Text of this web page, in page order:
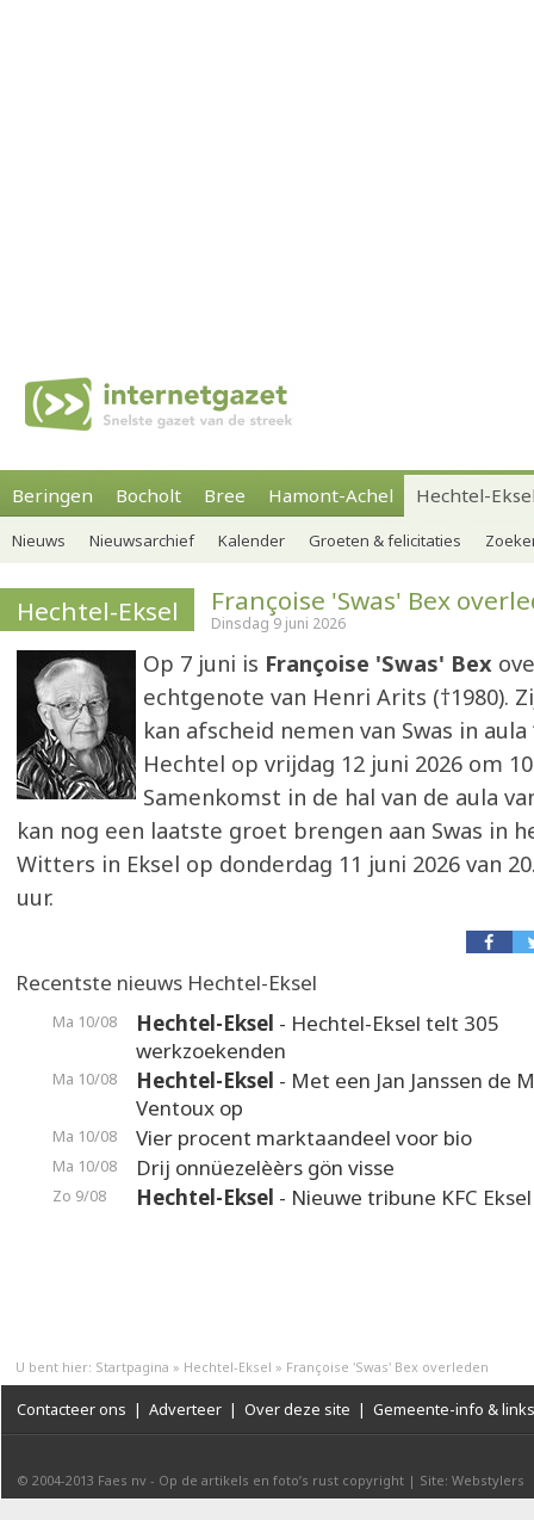
Beringen Bocholt Bree Hamont-Achel Hechtel-
Nieuws Nieuwsarchief Kalender Groeten & felicitaties
Hechtel-Eksel Françoise 'Swas' Bex
Dinsdag 9 juni 2026
Op 7 juni is Françoise 'Swas' Bex
echtgenote van Henri Arits (†1980).
kan afscheid nemen van Swas in aula
Hechtel op vrijdag 12 juni 2026 om
Samenkomst in de hal van de aula
kan nog een laatste groet brengen aan Swas in
Witters in Eksel op donderdag 11 juni 2026 van
uur.
Recentste nieuws Hechtel-Eksel
Ma 10/08 Hechtel-Eksel - Hechtel-Eksel telt 305
werkzoekenden
Ma 10/08 Hechtel-Eksel - Met een Jan Janssen de
Ventoux op
Ma 10/08 Vier procent marktaandeel voor bio
Ma 10/08 Drij onnüezelèèrs gön visse
Zo 9/08 Hechtel-Eksel - Nieuwe tribune KFC
U bent hier: Startpagina » Hechtel-Eksel » Françoise 'Swas' Bex overleden
Contacteer ons | Adverteer | Over deze site | Gemeente-info & links
© 2004-2013 Faes nv - Op de artikels en foto’s rust copyright | Site: Webstylers